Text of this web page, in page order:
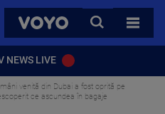
VOYO
CAUTA
TOATE
NEWS LIVE
venită din Dubai a fost oprită pe
ce ascundea în bagaje